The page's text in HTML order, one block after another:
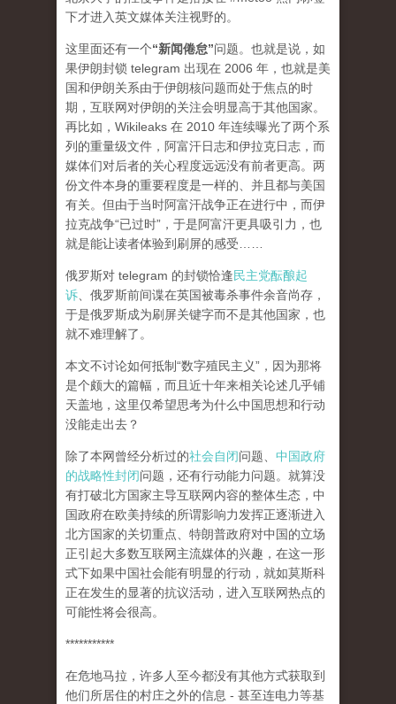
下才进入英文媒体关注视野的。
这里面还有一个“新闻倦怠”问题。也就是说，如
果伊朗封锁 telegram 出现在 2006 年，也就是美
国和伊朗关系由于伊朗核问题而处于焦点的时
期，互联网对伊朗的关注会明显高于其他国家。
再比如，Wikileaks 在 2010 年连续曝光了两个系
列的重量级文件，阿富汗日志和伊拉克日志，而
媒体们对后者的关心程度远远没有前者更高。两
份文件本身的重要程度是一样的、并且都与美国
有关。但由于当时阿富汗战争正在进行中，而伊
拉克战争“已过时”，于是阿富汗更具吸引力，也
就是能让读者体验到刷屏的感受……
俄罗斯对 telegram 的封锁恰逢民主党酝酿起
诉 、俄罗斯前间谍在英国被毒杀事件余音尚存，
于是俄罗斯成为刷屏关键字而不是其他国家，也
就不难理解了。
本文不讨论如何抵制“数字殖民主义”，因为那将
是个颇大的篇幅，而且近十年来相关论述几乎铺
天盖地，这里仅希望思考为什么中国思想和行动
没能走出去？
除了本网曾经分析过的社会自闭问题、 中国政府
的战略性封闭问题，还有行动能力问题。就算没
有打破北方国家主导互联网内容的整体生态，中
国政府在欧美持续的所谓影响力发挥正逐渐进入
北方国家的关切重点、特朗普政府对中国的立场
正引起大多数互联网主流媒体的兴趣，在这一形
式下如果中国社会能有明显的行动，就如莫斯科
正在发生的显著的抗议活动，进入互联网热点的
可能性将会很高。
***********
在危地马拉，许多人至今都没有其他方式获取到
他们所居住的村庄之外的信息 - 甚至连电力等基